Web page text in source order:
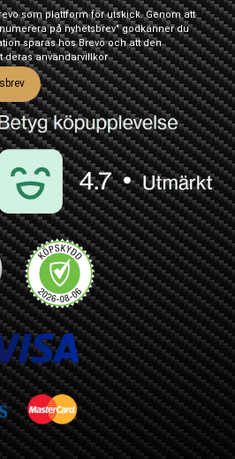
som plattform för utskick. Genom att
på nyhetsbrev" godkänner du
sparas hos Brevo och att den
derasanvändarvillkor